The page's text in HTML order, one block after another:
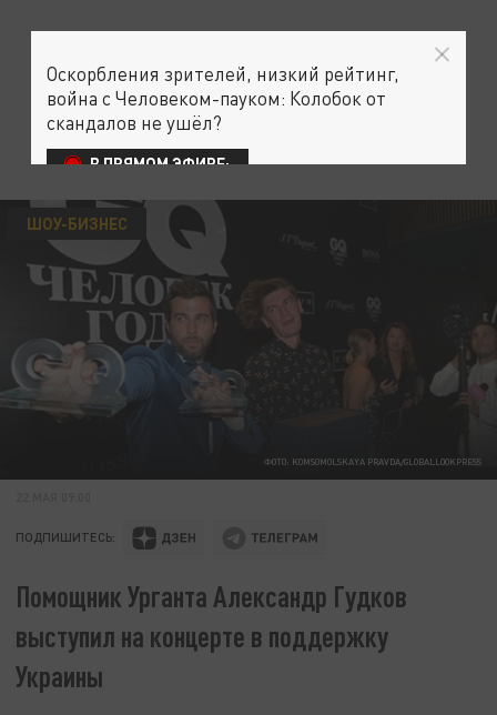
ФОТО: KOMSOMOLSKAYA PRAVDA/GLOBALLOOKPRESS
ШОУ-БИЗНЕС
ПОДПИШИТЕСЬ:
Помощник Урганта Александр Гудков
выступил на концерте в поддержку
Украины
Оскорбления зрителей, низкий рейтинг,
война с Человеком-пауком: Колобок от
скандалов не ушёл?
В ПРЯМОМ ЭФИРЕ: